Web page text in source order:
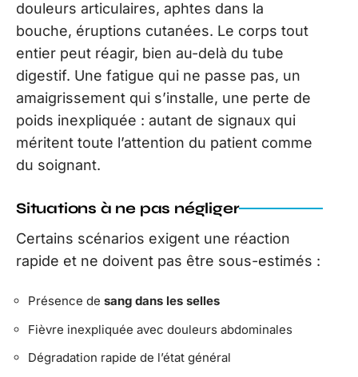
douleurs articulaires, aphtes dans la
bouche, éruptions cutanées. Le corps tout
entier peut réagir, bien au-delà du tube
digestif. Une fatigue qui ne passe pas, un
amaigrissement qui s’installe, une perte de
poids inexpliquée : autant de signaux qui
méritent toute l’attention du patient comme
du soignant.
Situations à ne pas négliger
Certains scénarios exigent une réaction
rapide et ne doivent pas être sous-estimés :
Présence de sang dans les selles
Fièvre inexpliquée avec douleurs abdominales
Dégradation rapide de l’état général